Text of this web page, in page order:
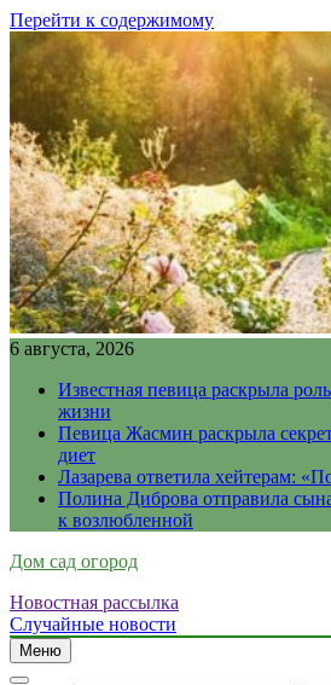
Перейти к содержимому
6 августа, 2026
Известная певица раскрыла
жизни
Певица Жасмин раскрыла
диет
Лазарева ответила хейтерам:
Полина Диброва отправила
к возлюбленной
Дом сад огород
Новостная рассылка
Случайные новости
Меню